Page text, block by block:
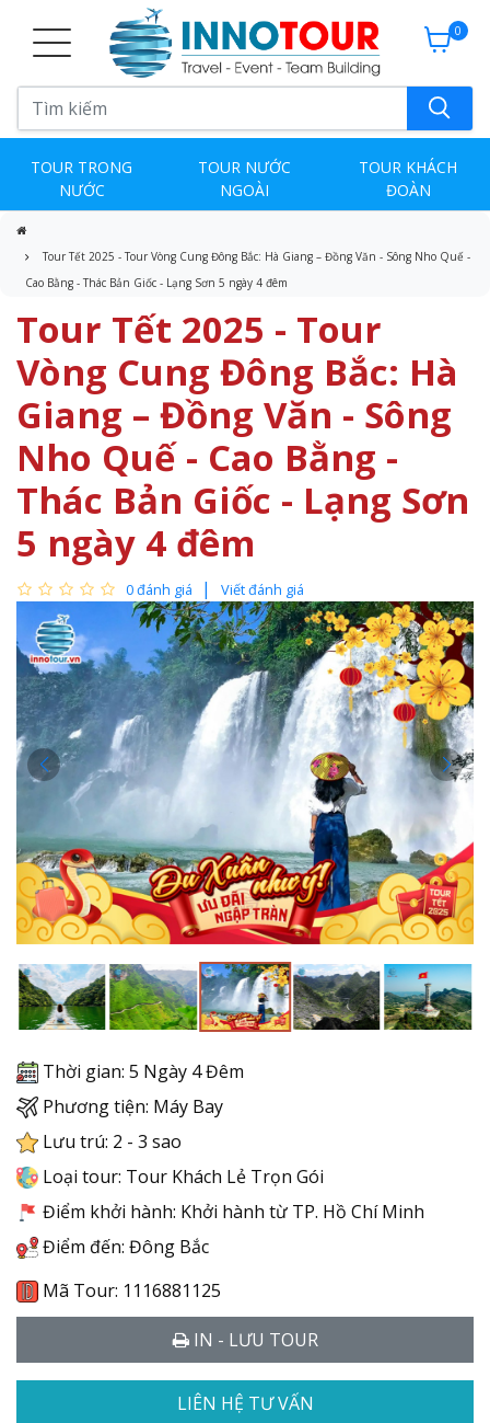
0
TOUR TRONG
NƯỚC
TOUR NƯỚC
NGOÀI
TOUR KHÁCH
ĐOÀN
Tour Tết 2025 - Tour Vòng Cung Đông Bắc: Hà Giang – Đồng Văn - Sông Nho Quế -
Cao Bằng - Thác Bản Giốc - Lạng Sơn 5 ngày 4 đêm
Tour Tết 2025 - Tour
Vòng Cung Đông Bắc: Hà
Giang – Đồng Văn - Sông
Nho Quế - Cao Bằng -
Thác Bản Giốc - Lạng Sơn
5 ngày 4 đêm
0 đánh giá Viết đánh giá
Thời gian: 5 Ngày 4 Đêm
Phương tiện: Máy Bay
Lưu trú: 2 - 3 sao
Loại tour: Tour Khách Lẻ Trọn Gói
Điểm khởi hành: Khởi hành từ TP. Hồ Chí Minh
Điểm đến: Đông Bắc
Mã Tour: 1116881125
IN - LƯU TOUR
LIÊN HỆ TƯ VẤN